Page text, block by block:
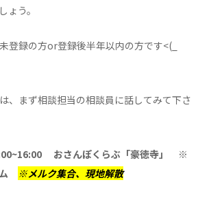
ょう。
登録の方or登録後半年以内の方です<(_
、まず相談担当の相談員に話してみて下さ
おさんぽくらぶ「豪徳寺」
※
※メルク集合、現地解散